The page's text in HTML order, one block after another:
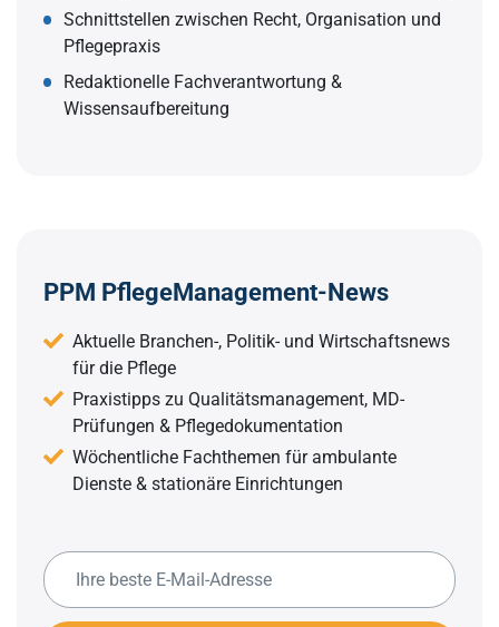
Schnittstellen zwischen Recht, Organisation und
Pflegepraxis
Redaktionelle Fachverantwortung &
Wissensaufbereitung
PPM PflegeManagement-News
Aktuelle Branchen-, Politik- und Wirtschaftsnews
für die Pflege
Praxistipps zu Qualitätsmanagement, MD-
Prüfungen & Pflegedokumentation
Wöchentliche Fachthemen für ambulante
Dienste & stationäre Einrichtungen